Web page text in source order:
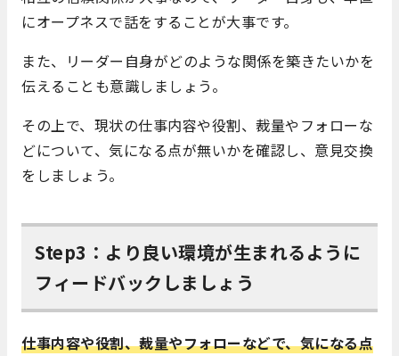
にオープネスで話をすることが大事です。
また、リーダー自身がどのような関係を築きたいかを
伝えることも意識しましょう。
その上で、現状の仕事内容や役割、裁量やフォローな
どについて、気になる点が無いかを確認し、意見交換
をしましょう。
Step3：より良い環境が生まれるように
フィードバックしましょう
仕事内容や役割、裁量やフォローなどで、気になる点